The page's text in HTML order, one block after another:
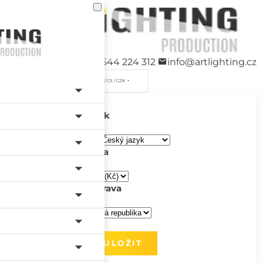
+420 544 224 312 info@artlighting.cz
/ CS / CZK
Jazyk
Měna
Doprava